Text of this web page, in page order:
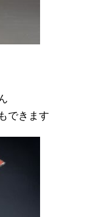
できます